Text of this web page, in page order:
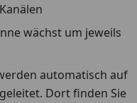
wächst um jeweils
automatisch auf
Dort finden Sie